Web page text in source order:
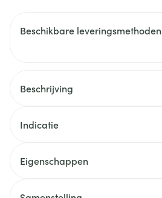
Beschikbare leveringsmethoden
Beschrijving
Indicatie
Eigenschappen